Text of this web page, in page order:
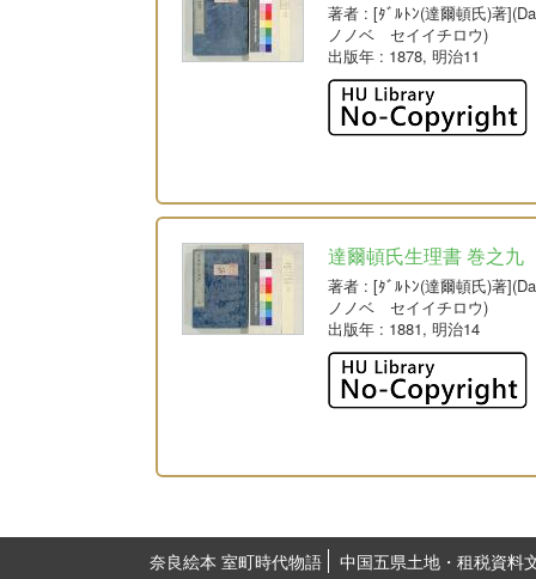
著者 : [ﾀﾞﾙﾄﾝ(達爾頓氏)著
ノノベ セイイチロウ)
出版年 : 1878, 明治11
達爾頓氏生理書 巻之九
著者 : [ﾀﾞﾙﾄﾝ(達爾頓氏)著
ノノベ セイイチロウ)
出版年 : 1881, 明治14
奈良絵本 室町時代物語
中国五県土地・租税資料